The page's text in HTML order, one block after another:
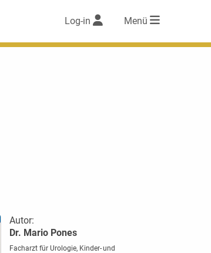
Log-in Menü
Autor:
Dr. Mario Pones
Facharzt für Urologie, Kinder- und